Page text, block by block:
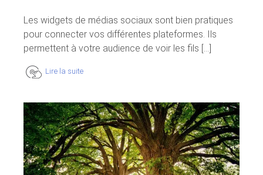
Les widgets de médias sociaux sont bien pratiques
pour connecter vos différentes plateformes. Ils
permettent à votre audience de voir les fils [...]
Lire la suite